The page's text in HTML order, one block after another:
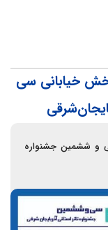
خیابانی سی
و ششمین جشنواره